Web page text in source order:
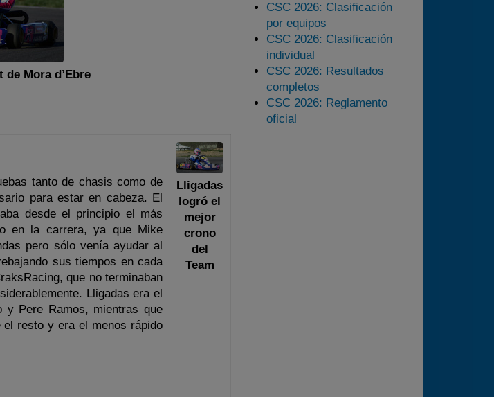
de Mora d’Ebre
tanto de chasis como de
para estar en cabeza. El
desde el principio el más
en la carrera, ya que Mike
pero sólo venía ayudar al
sus tiempos en cada
que no terminaban
Lligadas era el
y Pere Ramos, mientras que
el resto y era el menos rápido
Lligadas
logró el
mejor
crono
del
Team
CSC 2026: Clasificación
por equipos
CSC 2026: Clasificación
individual
CSC 2026: Resultados
completos
CSC 2026: Reglamento
oficial